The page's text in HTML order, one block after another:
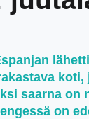
saarna on
on